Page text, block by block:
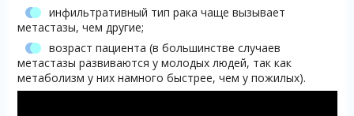
инфильтративный тип рака чаще вызывает
метастазы, чем другие;
возраст пациента (в большинстве случаев
метастазы развиваются у молодых людей, так как
метаболизм у них намного быстрее, чем у пожилых).